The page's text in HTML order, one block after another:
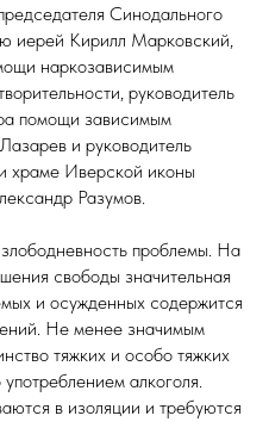
Синодального
иерей Кирилл Марковский,
наркозависимым
руководитель
помощи зависимым
и руководитель
храме Иверской иконы
Разумов.
проблемы. На
свободы значительная
и осужденных содержится
Не менее значимым
тяжких и особо тяжких
алкоголя.
в изоляции и требуются